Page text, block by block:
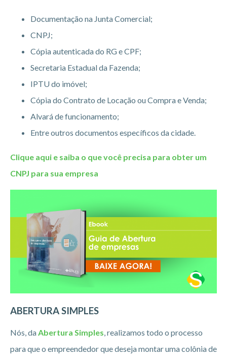
Documentação na Junta Comercial;
CNPJ;
Cópia autenticada do RG e CPF;
Secretaria Estadual da Fazenda;
IPTU do imóvel;
Cópia do Contrato de Locação ou Compra e Venda;
Alvará de funcionamento;
Entre outros documentos específicos da cidade.
Clique aqui e saiba o que você precisa para obter um
CNPJ para sua empresa
ABERTURA SIMPLES
Nós, da Abertura Simples , realizamos todo o processo
para que o empreendedor que deseja montar uma colônia de